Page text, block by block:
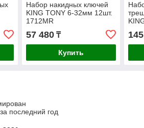
Набор накидных ключей
KING TONY 6-32мм 12шт.
1712MR
57 480₸
Купить
последний год